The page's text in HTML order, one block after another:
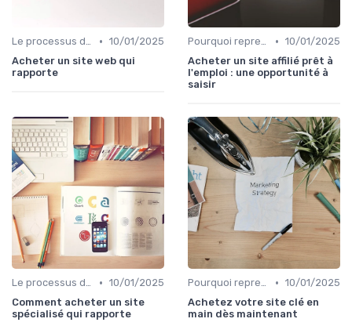
Le processus d'acquisition • 10/01/2025
Acheter un site web qui
rapporte
Pourquoi reprendre plutôt que créer • 10/01/2025
Acheter un site affilié prêt à
l'emploi : une opportunité à
saisir
Le processus d'acquisition • 10/01/2025
Comment acheter un site
spécialisé qui rapporte
Pourquoi reprendre plutôt que créer • 10/01/2025
Achetez votre site clé en
main dès maintenant